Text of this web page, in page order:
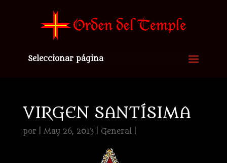
Seleccionar página
VIRGEN SANTÍSIMA
por May 26, 2013| General|